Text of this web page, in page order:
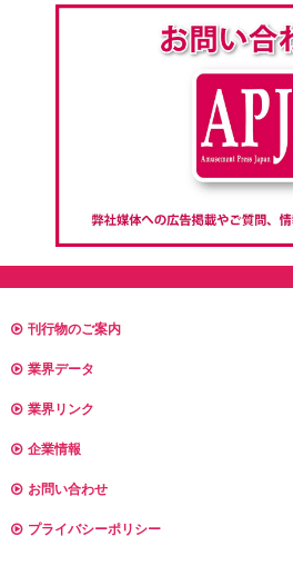
刊行物のご案内
業界データ
業界リンク
企業情報
お問い合わせ
プライバシーポリシー